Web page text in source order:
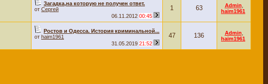
Загадка,на которую не получен ответ.
от Сергей
06.11.2012 00:45
1 63 Admin
haim1961
Ростов и Одесса. История криминальной...
от haim1961
31.05.2019 21:52
47 136 Admin
haim1961